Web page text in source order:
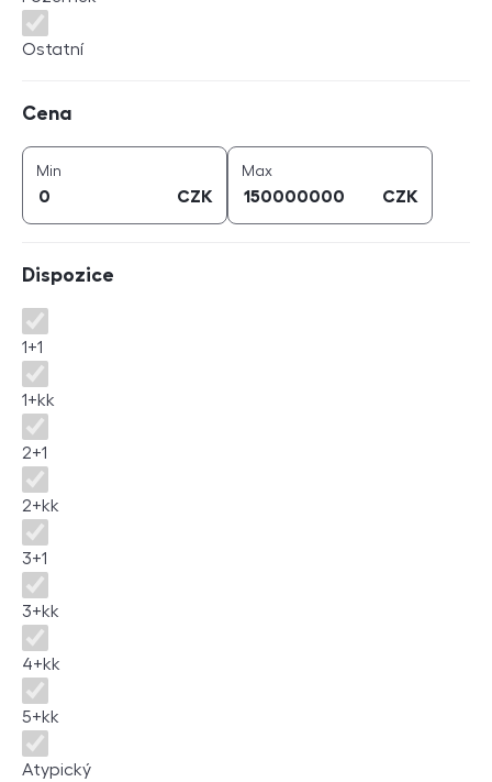
Ostatní
Cena
Min
CZK
Maxcena (
CZK
Dispozice
Dispozice
1+1
1+kk
2+1
2+kk
3+1
3+kk
4+kk
5+kk
Atypický